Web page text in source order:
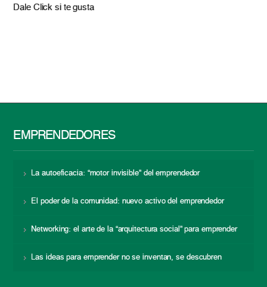
Dale Click si te gusta
EMPRENDEDORES
La autoeficacia: “motor invisible” del emprendedor
El poder de la comunidad: nuevo activo del emprendedor
Networking: el arte de la “arquitectura social” para emprender
Las ideas para emprender no se inventan, se descubren